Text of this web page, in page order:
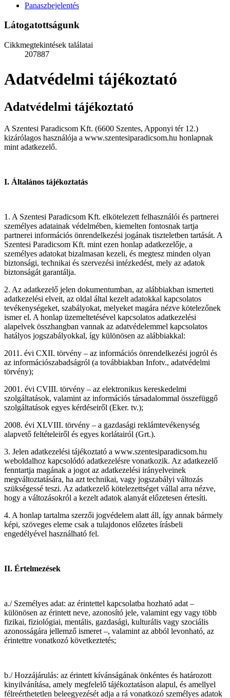
Panaszbejelentés
Látogatottságunk
Cikkmegtekintések találatai
207887
Adatvédelmi tájékoztató
Adatvédelmi tájékoztató
A Szentesi Paradicsom Kft. (6600 Szentes, Apponyi tér 12.)
kizárólagos használója a www.szentesiparadicsom.hu honlapnak
mint adatkezelő.
I. Általános tájékoztatás
1. A Szentesi Paradicsom Kft. elkötelezett felhasználói és partnerei
személyes adatainak védelmében, kiemelten fontosnak tartja
partnerei információs önrendelkezési jogának tiszteletben tartását. A
Szentesi Paradicsom Kft. mint ezen honlap adatkezelője, a
személyes adatokat bizalmasan kezeli, és megtesz minden olyan
biztonsági, technikai és szervezési intézkedést, mely az adatok
biztonságát garantálja.
2. Az adatkezelő jelen dokumentumban, az alábbiakban ismerteti
adatkezelési elveit, az oldal által kezelt adatokkal kapcsolatos
tevékenységeket, szabályokat, melyeket magára nézve kötelezőnek
ismer el. A honlap üzemeltetésével kapcsolatos adatkezelési
alapelvek összhangban vannak az adatvédelemmel kapcsolatos
hatályos jogszabályokkal, így különösen az alábbiakkal:
2011. évi CXII. törvény – az információs önrendelkezési jogról és
az információszabadságról (a továbbiakban Infotv., adatvédelmi
törvény);
2001. évi CVIII. törvény – az elektronikus kereskedelmi
szolgáltatások, valamint az információs társadalommal összefüggő
szolgáltatások egyes kérdéseiről (Eker. tv.);
2008. évi XLVIII. törvény – a gazdasági reklámtevékenység
alapvető feltételeiről és egyes korlátairól (Grt.).
3. Jelen adatkezelési tájékoztató a www.szentesiparadicsom.hu
weboldalhoz kapcsolódó adatkezelésre vonatkozik. Az adatkezelő
fenntartja magának a jogot az adatkezelési irányelveinek
megváltoztatására, ha azt technikai, vagy jogszabályi változás
szükségessé teszi. Az adatkezelő kötelezettséget vállal arra nézve,
hogy a változásokról a kezelt adatok alanyát előzetesen értesíti.
4. A honlap tartalma szerzői jogvédelem alatt áll, így annak bármely
képi, szöveges eleme csak a tulajdonos előzetes írásbeli
engedélyével használható fel.
II. Értelmezések
a./ Személyes adat: az érintettel kapcsolatba hozható adat –
különösen az érintett neve, azonosító jele, valamint egy vagy több
fizikai, fiziológiai, mentális, gazdasági, kulturális vagy szociális
azonosságára jellemző ismeret –, valamint az abból levonható, az
érintettre vonatkozó következtetés;
b./ Hozzájárulás: az érintett kívánságának önkéntes és határozott
kinyilvánítása, amely megfelelő tájékoztatáson alapul, és amellyel
félreérthetetlen beleegyezését adja a rá vonatkozó személyes adatok